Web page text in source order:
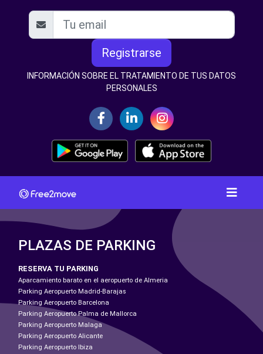
Registrarse
INFORMACIÓN SOBRE EL TRATAMIENTO DE TUS DATOS
PERSONALES
PLAZAS DE PARKING
RESERVA TU PARKING
Aparcamiento barato en el aeropuerto de Almeria
Parking Aeropuerto Madrid-Barajas
Parking Aeropuerto Barcelona
Parking Aeropuerto Palma de Mallorca
Parking Aeropuerto Malaga
Parking Aeropuerto Alicante
Parking Aeropuerto Ibiza